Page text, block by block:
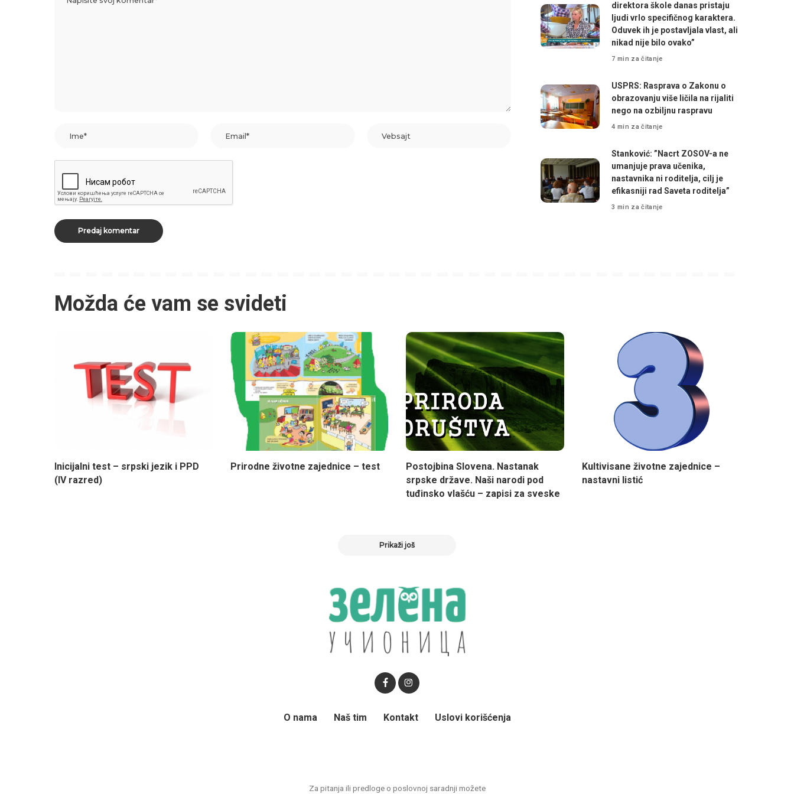
direktora škole danas pristaju
ljudi vrlo specifičnog karaktera.
Oduvek ih je postavljala vlast, ali
nikad nije bilo ovako”
7 min za čitanje
USPRS: Rasprava o Zakonu o
obrazovanju više ličila na rijaliti
nego na ozbiljnu raspravu
4 min za čitanje
Stanković: ”Nacrt ZOSOV-a ne
umanjuje prava učenika,
nastavnika ni roditelja, cilj je
efikasniji rad Saveta roditelja”
3 min za čitanje
Možda će vam se svideti
Inicijalni test – srpski jezik i PPD
(IV razred)
Prirodne životne zajednice – test
Postojbina Slovena. Nastanak
srpske države. Naši narodi pod
tuđinsko vlašću – zapisi za sveske
Kultivisane životne zajednice –
nastavni listić
Prikaži još
Za pitanja ili predloge o poslovnoj saradnji možete
O nama Naš tim Kontakt Uslovi korišćenja